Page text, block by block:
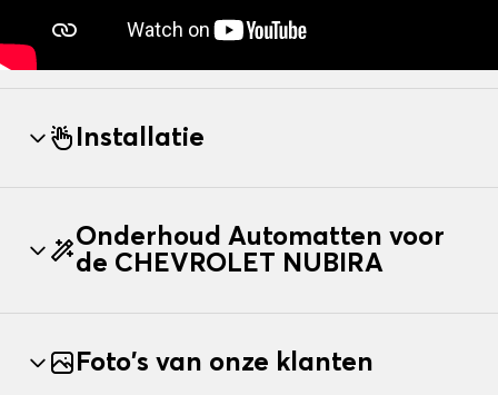
Installatie
Onderhoud Automatten voor
de CHEVROLET NUBIRA
Foto's van onze klanten